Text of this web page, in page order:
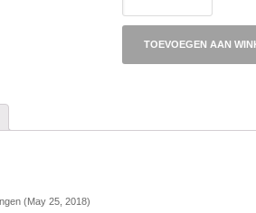
TOEVOEGEN AAN
(May 25, 2018)